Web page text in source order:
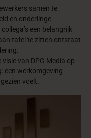
samen te
en onderlinge
een belangrijk
tafel te zitten ontstaat
van DPG Media op
een werkomgeving
voelt.